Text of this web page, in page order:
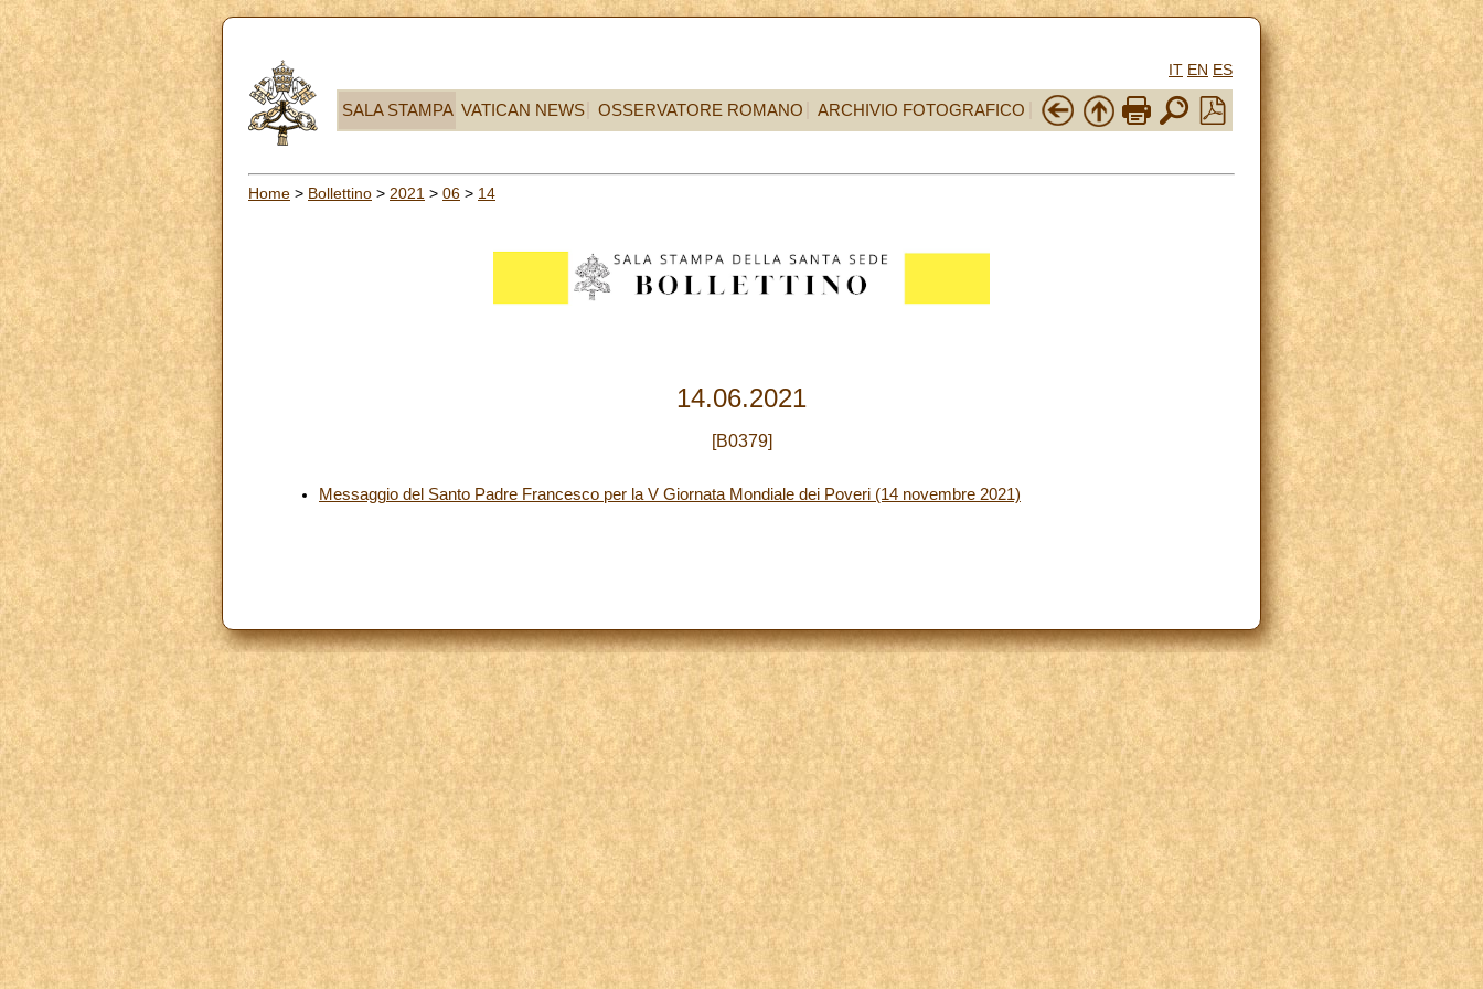
IT EN ES
SALA STAMPA VATICAN NEWS OSSERVATORE ROMANO ARCHIVIO FOTOGRAFICO
Home > Bollettino > 2021 > 06 > 14
14.06.2021
[B0379]
Messaggio del Santo Padre Francesco per la V Giornata Mondiale dei Poveri (14 novembre 2021)